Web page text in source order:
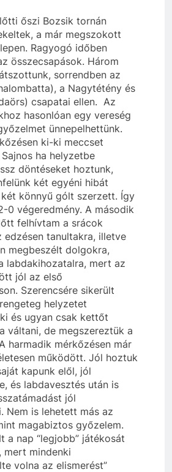
őszi Bozsik tornán
a már megszokott
Ragyogó időben
összecsapások. Három
sorrendben az
a Nagytétény és
csapatai ellen. Az
hasonlóan egy vereség
ünnepelhettünk.
ki-ki meccset
ha helyzetbe
döntéseket hoztunk,
két egyéni hibát
könnyű gólt szerzett. Így
0 végeredmény. A második
felhívtam a srácok
edzésen tanultakra, illetve
megbeszélt dolgokra,
labdakihozatalra, mert az
jól az első
Szerencsére sikerült
helyzetet
és ugyan csak kettőt
váltani, de megszereztük a
harmadik mérkőzésen már
működött. Jól hoztuk
kapunk elől, jól
és labdavesztés után is
jól
Nem is lehetett más az
magabiztos győzelem.
a nap “legjobb” játékosát
mert mindenki
volna az elismerést”